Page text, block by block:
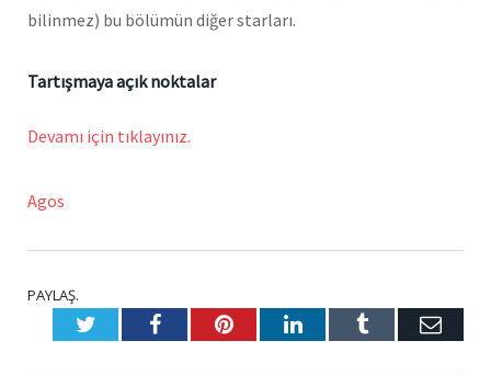
bilinmez) bu bölümün diğer starları.
Tartışmaya açık noktalar
Devamı için tıklayınız.
Agos
PAYLAŞ.
TwitterFacebookPinterestLinkedInTumblr E-